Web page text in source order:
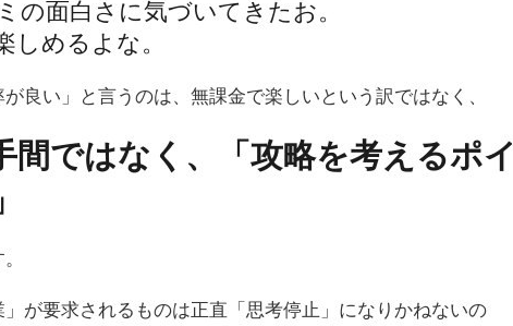
の面白さに気づいてきたお。
しめるよな。
良い」と言うのは、無課金で楽しいという訳ではなく、
間ではなく、「攻略を考えるポイ
が要求されるものは正直「思考停止」になりかねないの